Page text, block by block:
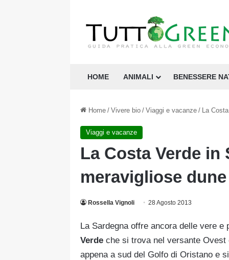
HOME ANIMALI BENESSERE
Home / Vivere bio / Viaggi e vacanze / La
Viaggi e vacanze
La Costa Verde in
meravigliose dune
Rossella Vignoli 28 Agosto 2013
La Sardegna offre ancora delle vere
Verde che si trova nel versante Ovest
appena a sud del Golfo di Oristano e